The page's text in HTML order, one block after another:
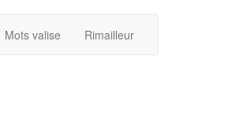
Mots valise Rimailleur